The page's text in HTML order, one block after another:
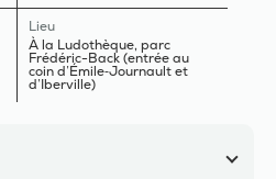
Lieu
À la Ludothèque, parc
Frédéric-Back (entrée au
coin d’Émile‑Journault et
d’Iberville)